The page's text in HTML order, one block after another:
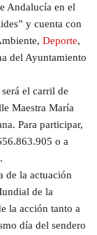
Andalucía en el
y cuenta con
Deporte,
del Ayuntamiento
el carril de
Maestra María
Para participar,
o a
de la actuación
de la
la acción tanto a
día del sendero